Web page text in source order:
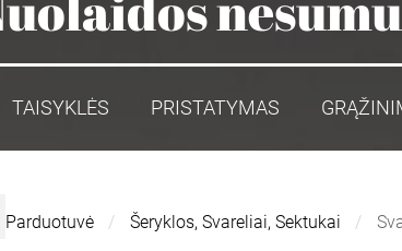
TAISYKLĖS PRISTATYMAS
Parduotuvė Šeryklos, Svareliai, Sektukai